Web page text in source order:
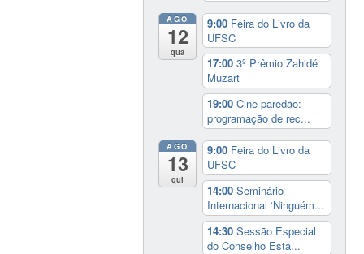
AGO
12
qua
9:00 Feira do Livro da
UFSC
17:003º Prêmio Zahidé
Muzart
19:00Cine paredão:
programação de rec...
AGO
13
qui
9:00 Feira do Livro da
UFSC
14:00Seminário
Internacional ‘Ninguém...
14:30Sessão Especial
do Conselho Esta...